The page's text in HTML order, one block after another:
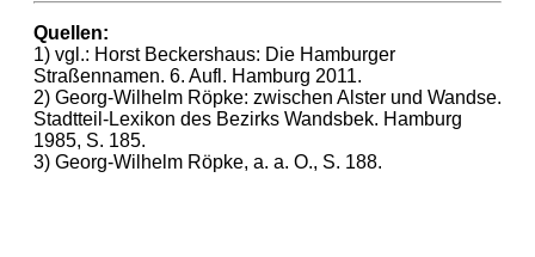
Quellen:
1) vgl.: Horst Beckershaus: Die Hamburger
Straßennamen. 6. Aufl. Hamburg 2011.
2) Georg-Wilhelm Röpke: zwischen Alster und Wandse.
Stadtteil-Lexikon des Bezirks Wandsbek. Hamburg
1985, S. 185.
3) Georg-Wilhelm Röpke, a. a. O., S. 188.